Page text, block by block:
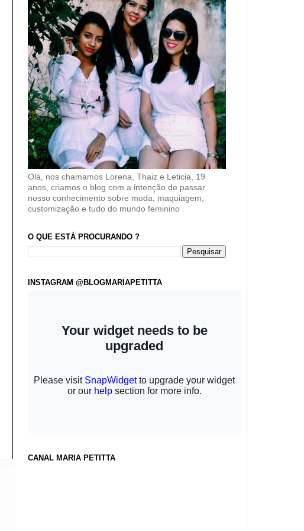
Olá, nos chamamos Lorena, Thaiz e Leticia, 19
anos, criamos o blog com a intenção de passar
nosso conhecimento sobre moda, maquiagem,
customização e tudo do mundo feminino
O QUE ESTÁ PROCURANDO ?
INSTAGRAM @BLOGMARIAPETITTA
CANAL MARIA PETITTA